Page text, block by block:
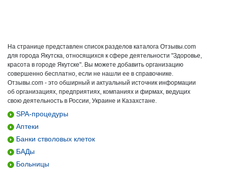
На странице представлен список разделов каталога Отзывы.com
для города Якутска, относящихся к сфере деятельности "Здоровье,
красота в городе Якутске". Вы можете добавить организацию
совершенно бесплатно, если не нашли ее в справочнике.
Отзывы.com - это обширный и актуальный источник информации
об организациях, предприятиях, компаниях и фирмах, ведущих
свою деятельность в России, Украине и Казахстане.
SPA-процедуры
Аптеки
Банки стволовых клеток
БАДы
Больницы